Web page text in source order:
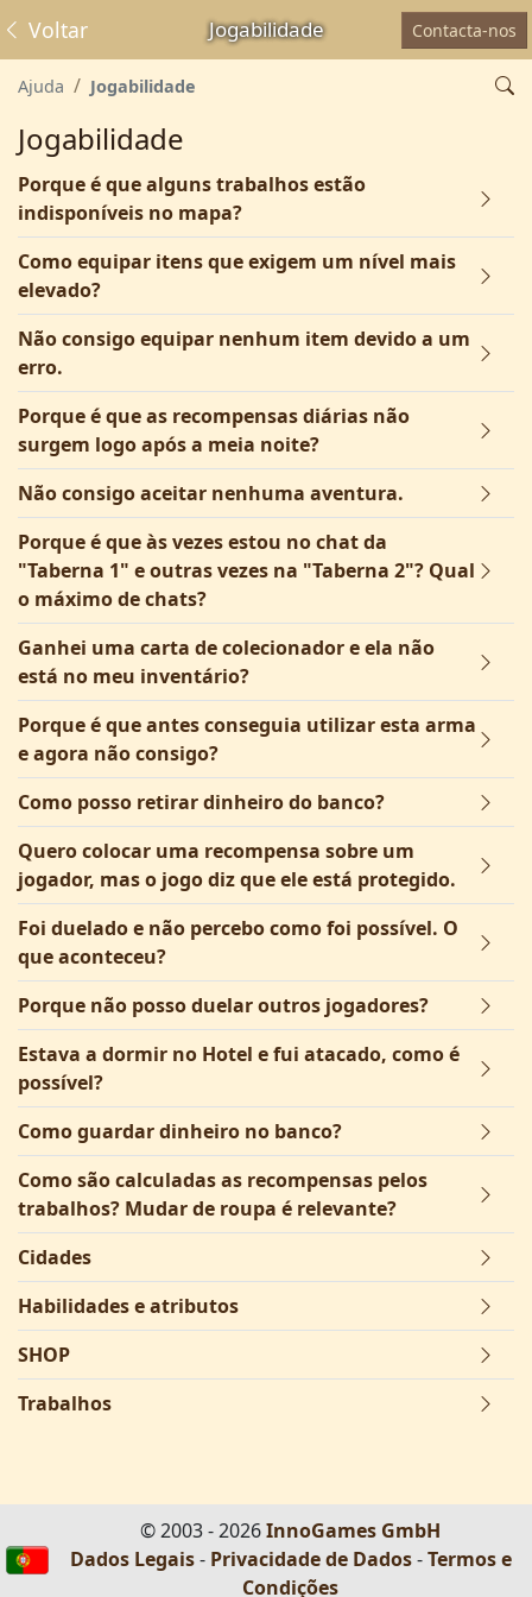
Jogabilidade
Voltar Contacta-nos
Ajuda Jogabilidade
Jogabilidade
Porque é que alguns trabalhos estão
indisponíveis no mapa?
Como equipar itens que exigem um nível mais
elevado?
Não consigo equipar nenhum item devido a um
erro.
Porque é que as recompensas diárias não
surgem logo após a meia noite?
Não consigo aceitar nenhuma aventura.
Porque é que às vezes estou no chat da
"Taberna 1" e outras vezes na "Taberna 2"? Qual
o máximo de chats?
Ganhei uma carta de colecionador e ela não
está no meu inventário?
Porque é que antes conseguia utilizar esta arma
e agora não consigo?
Como posso retirar dinheiro do banco?
Quero colocar uma recompensa sobre um
jogador, mas o jogo diz que ele está protegido.
Foi duelado e não percebo como foi possível. O
que aconteceu?
Porque não posso duelar outros jogadores?
Estava a dormir no Hotel e fui atacado, como é
possível?
Como guardar dinheiro no banco?
Como são calculadas as recompensas pelos
trabalhos? Mudar de roupa é relevante?
Cidades
Habilidades e atributos
SHOP
Trabalhos
© 2003 - 2026InnoGames GmbH
Dados Legais- Privacidade de Dados-Termos e
Condições